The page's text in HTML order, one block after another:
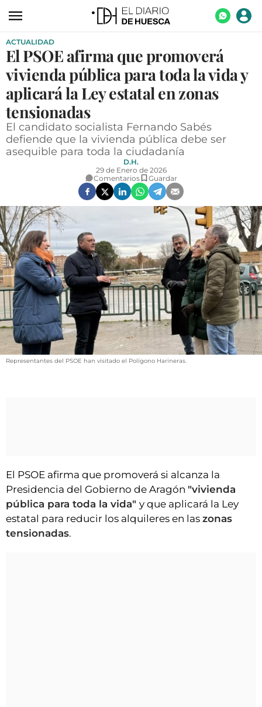
ACTUALIDAD
ECONOMÍA
TECNOLOGÍA
TURISMO
AGROALIMENTACIÓN
DEPORTES
OPINIÓN
GALERÍAS
VÍDEOS
CONTACTAR
FIESTAS EN EL ALTO ARAGÓN
FIESTAS DE SAN LORENZO
AGENDA
INICIAR SESIÓN
ACTUALIDAD
El PSOE afirma que promoverá
vivienda pública para toda la vida y
aplicará la Ley estatal en zonas
tensionadas
El candidato socialista Fernando Sabés
defiende que la vivienda pública debe ser
asequible para toda la ciudadanía
D.H.
29 de Enero de 2026
Comentarios
Guardar
Representantes del PSOE han visitado el Polígono Harineras.
El PSOE afirma que promoverá si alcanza la
Presidencia del Gobierno de Aragón "vivienda
pública para toda la vida" y que aplicará la Ley
estatal para reducir los alquileres en las zonas
tensionadas.